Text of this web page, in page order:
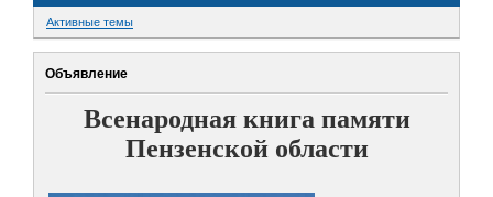
Активные темы
Объявление
Всенародная книга памяти
Пензенской области